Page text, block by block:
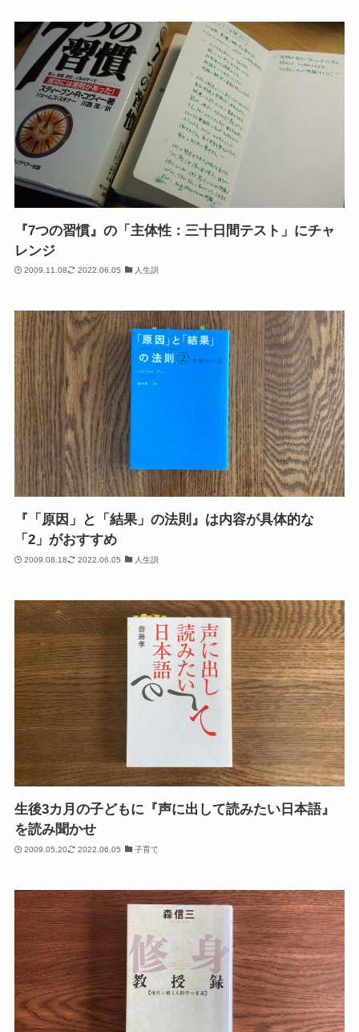
『7つの習慣』の「主体性：三十日間テスト」にチャ
レンジ
2009.11.08 2022.06.05 人生訓
『「原因」と「結果」の法則』は内容が具体的な
「2」がおすすめ
2009.08.18 2022.06.05 人生訓
生後3カ月の子どもに『声に出して読みたい日本語』
を読み聞かせ
2009.05.20 2022.06.05 子育て